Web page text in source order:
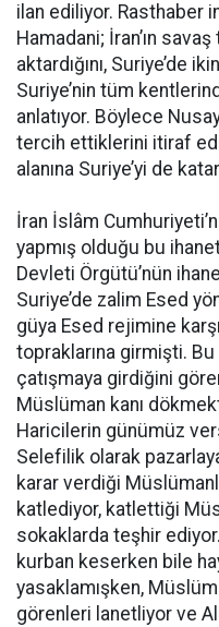
ilan ediliyor. Rasthaber
Hamadani; İran’ın
aktardığını, Suriye’de
Suriye’nin tüm
anlatıyor. Böylece
tercih ettiklerini itiraf
alanına Suriye’yi de
İran İslâm
yapmış olduğu bu
Devleti Örgütü’nün
Suriye’de zalim Esed
güya Esed rejimine
topraklarına girmişti.
çatışmaya girdiğini
Müslüman kanı
Haricilerin günümüz
Selefilik olarak
karar verdiği
katlediyor, katlettiği
sokaklarda teşhir
kurban keserken bile
yasaklamışken,
görenleri lanetliyor ve